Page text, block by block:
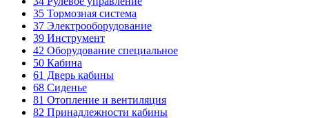
35 Тормозная система
37 Электрооборудование
39 Инструмент
42 Оборудование специальное
50 Кабина
61 Дверь кабины
68 Сиденье
81 Отопление и вентиляция
82 Принадлежности кабины